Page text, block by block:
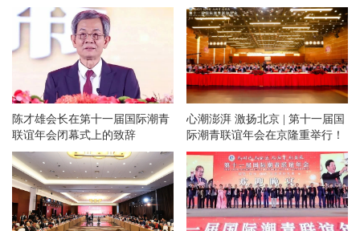
告》
陈才雄会长在第十一届国际潮青
联谊年会闭幕式上的致辞
心潮澎湃 激扬北京 | 第十一届国
际潮青联谊年会在京隆重举行！